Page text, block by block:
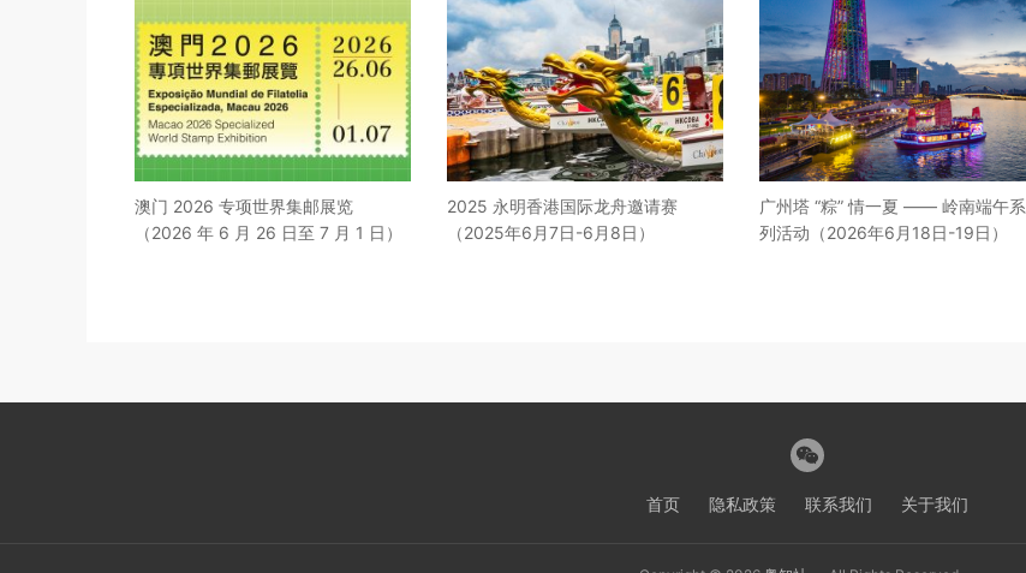
澳门 2026 专项世界集邮展览
（2026 年 6 月 26 日至 7 月 1 日）
2025 永明香港国际龙舟邀请赛
（2025年6月7日-6月8日）
广州塔 “粽” 情一夏 —— 岭南端午系
列活动（2026年6月18日-19日）
首页 隐私政策 联系我们 关于我们